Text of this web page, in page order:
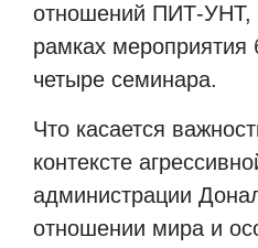
отношений ПИТ-УНТ,
рамках мероприятия
четыре семинара.
Что касается
контексте
администрации
отношении мира и